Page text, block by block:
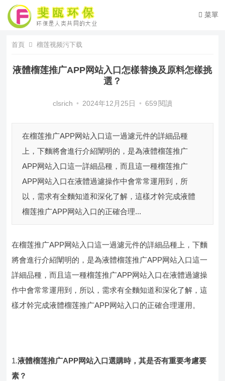
菜單
首頁 榴莲视频污下载
液體榴莲推广APP网站入口怎樣替換及原料怎樣挑
選？
clsrich • 2024年12月25日 • 659 閱讀
在榴莲推广APP网站入口這一過濾元件的詳細品種
上，下麵將會進行介紹闡明的，是為液體榴莲推广
APP网站入口這一詳細品種，而且這一種榴莲推广
APP网站入口在液體過濾操作中會常常運用到，所
以，需求有全麵知道和深化了解，這樣才幹完成液體
榴莲推广APP网站入口的正確合理...
在榴莲推广APP网站入口這一過濾元件的詳細品種上，下麵
將會進行介紹闡明的，是為液體榴莲推广APP网站入口這一
詳細品種，而且這一種榴莲推广APP网站入口在液體過濾操
作中會常常運用到，所以，需求有全麵知道和深化了解，這
樣才幹完成液體榴莲推广APP网站入口的正確合理運用。
1.液體榴莲推广APP网站入口選購時，其是否有重要考慮要
素？